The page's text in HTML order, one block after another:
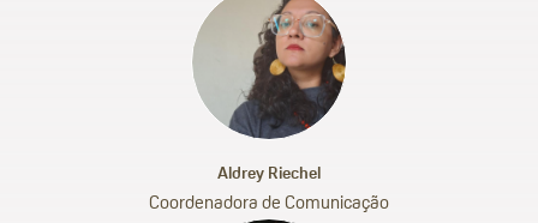
Aldrey Riechel
Coordenadora de Comunicação